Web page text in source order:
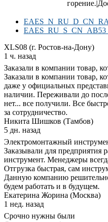
XLS08 (г. Ростов-на-Дону)
1 ч. назад
Заказали в компании товар,
Заказали в компании товар,
даже у официальных
наличии. Переживали до
нет... все получили. Все
за сотрудничество.
Никита Шишков (Тамбов)
5 дн. назад
Электромонтажный
Заказывали для предприятия
инструмент. Менеджеры
Отгрузка быстрая, сам
Данную компанию
будем работать и в будущем.
Екатерина Жорина (Москва)
1 нед. назад
Срочно нужны были